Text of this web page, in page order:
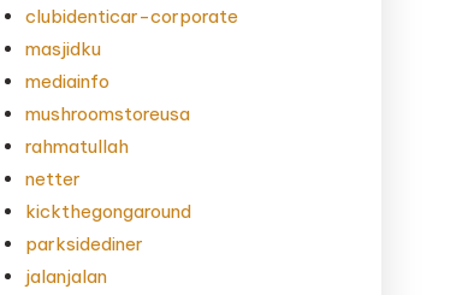
clubidenticar-corporate
masjidku
mediainfo
mushroomstoreusa
rahmatullah
netter
kickthegongaround
parksidediner
jalanjalan